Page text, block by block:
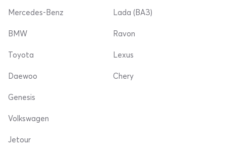
Mercedes-Benz Lada (ВАЗ)
BMW
Toyota
Daewoo
Ravon
Lexus
Chery
Genesis
Volkswagen
Jetour